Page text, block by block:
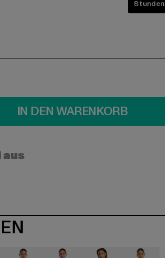
Stunden
IN DEN WARENKORB